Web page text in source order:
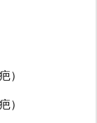
）
）